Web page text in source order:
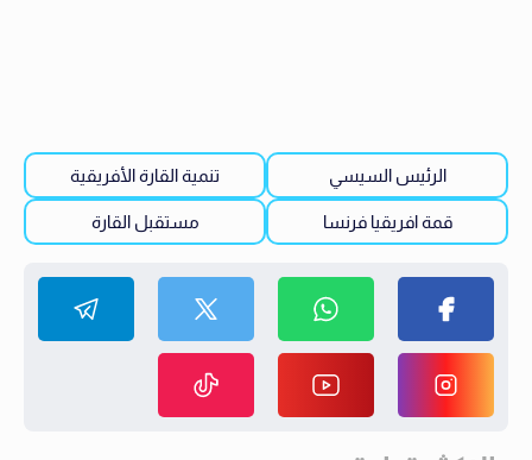
الرئيس السيسي تنمية القارة الأفريقية
قمة افريقيا فرنسا مستقبل القارة